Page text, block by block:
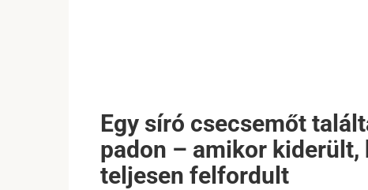
Egy síró csecsemőt
padon – amikor
teljesen felfordult